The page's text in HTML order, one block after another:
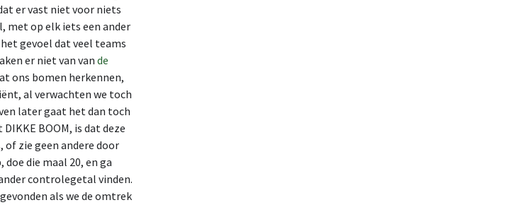
er vast niet voor niets
met op elk iets een ander
gevoel dat veel teams
er niet van van de
ons bomen herkennen,
al verwachten we toch
later gaat het dan toch
BOOM, is dat deze
of zie geen andere door
die maal 20, en ga
controlegetal vinden.
als we de omtrek